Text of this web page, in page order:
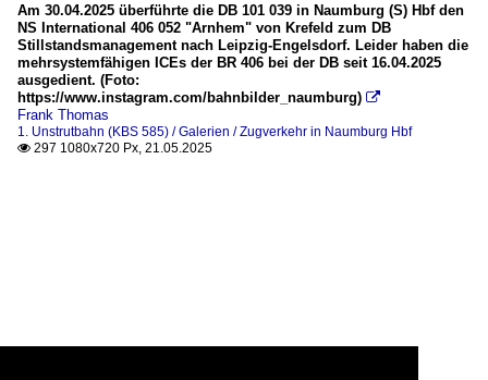
Am 30.04.2025 überführte die DB 101 039 in Naumburg (S) Hbf den
NS International 406 052 "Arnhem" von Krefeld zum DB
Stillstandsmanagement nach Leipzig-Engelsdorf. Leider haben die
mehrsystemfähigen ICEs der BR 406 bei der DB seit 16.04.2025
ausgedient. (Foto:
https://www.instagram.com/bahnbilder_naumburg) 
Frank Thomas
1. Unstrutbahn (KBS 585) / Galerien / Zugverkehr in Naumburg Hbf
 297 1080x720 Px, 21.05.2025